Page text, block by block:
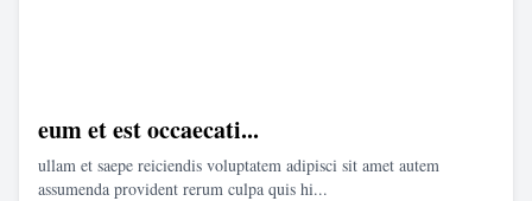
eum et est occaecati...
ullam et saepe reiciendis voluptatem adipisci sit amet autem
assumenda provident rerum culpa quis hi...